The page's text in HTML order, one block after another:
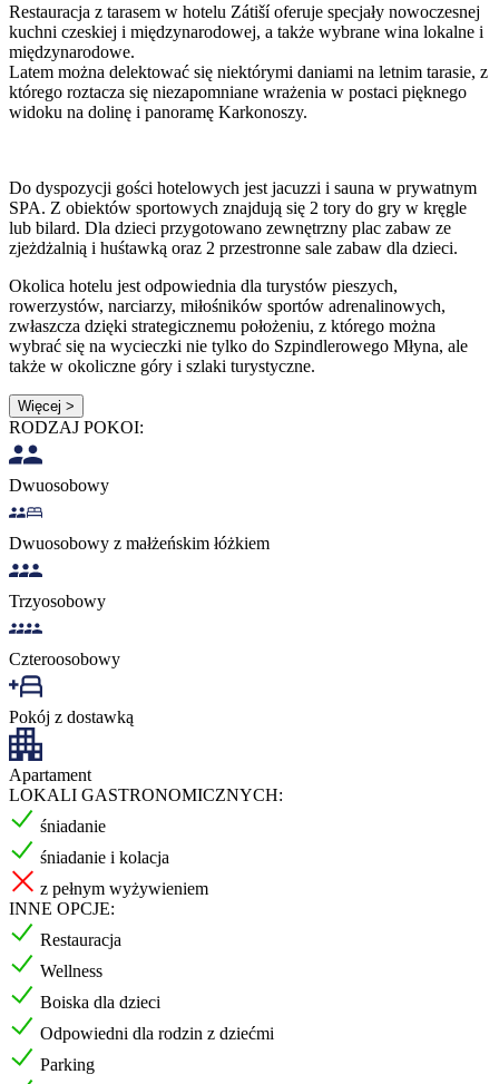
Restauracja z tarasem w hotelu Zátiší oferuje specjały nowoczesnej
kuchni czeskiej i międzynarodowej, a także wybrane wina lokalne i
międzynarodowe.
Latem można delektować się niektórymi daniami na letnim tarasie, z
którego roztacza się niezapomniane wrażenia w postaci pięknego
widoku na dolinę i panoramę Karkonoszy.
Do dyspozycji gości hotelowych jest jacuzzi i sauna w prywatnym
SPA. Z obiektów sportowych znajdują się 2 tory do gry w kręgle
lub bilard. Dla dzieci przygotowano zewnętrzny plac zabaw ze
zjeżdżalnią i huśtawką oraz 2 przestronne sale zabaw dla dzieci.
Okolica hotelu jest odpowiednia dla turystów pieszych,
rowerzystów, narciarzy, miłośników sportów adrenalinowych,
zwłaszcza dzięki strategicznemu położeniu, z którego można
wybrać się na wycieczki nie tylko do Szpindlerowego Młyna, ale
także w okoliczne góry i szlaki turystyczne.
Więcej >
RODZAJ POKOI:
Dwuosobowy
Dwuosobowy z małżeńskim łóżkiem
Trzyosobowy
Czteroosobowy
Pokój z dostawką
Apartament
LOKALI GASTRONOMICZNYCH:
śniadanie
śniadanie i kolacja
z pełnym wyżywieniem
INNE OPCJE:
Restauracja
Wellness
Boiska dla dzieci
Odpowiedni dla rodzin z dziećmi
Parking